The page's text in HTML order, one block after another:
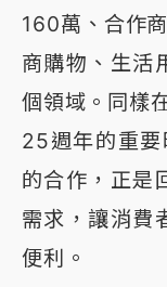
160萬、合作
商購物、生活
個領域。同樣
25週年的重要
的合作，正是
需求，讓消費
便利。